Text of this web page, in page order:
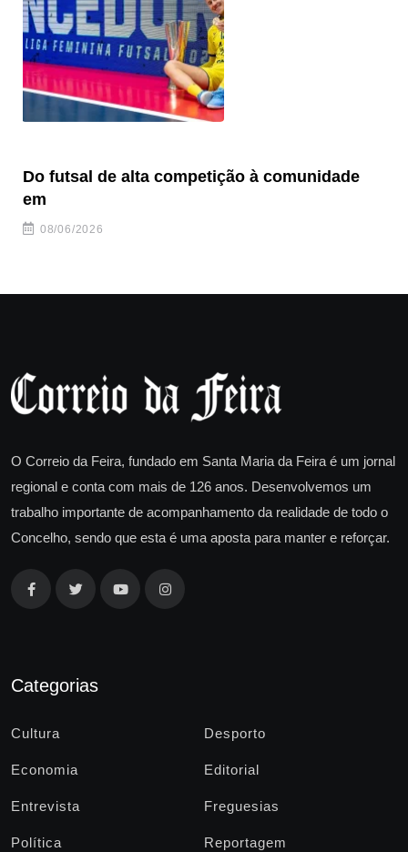
Do futsal de alta competição à comunidade
em
08/06/2026
O Correio da Feira, fundado em Santa Maria da Feira é um jornal
regional e conta com mais de 126 anos. Desenvolvemos um
trabalho importante de acompanhamento da realidade de todo o
Concelho, sendo que esta é uma aposta para manter e reforçar.
Categorias
Cultura Desporto
Economia Editorial
Entrevista Freguesias
Política Reportagem